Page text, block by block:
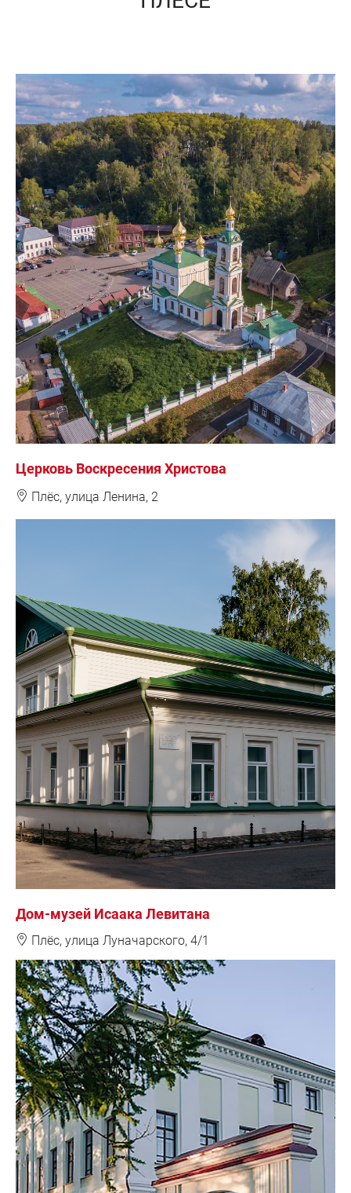
Церковь Воскресения Христова
❽ Плёс, улица Ленина, 2
Дом-музей Исаака Левитана
❽ Плёс, улица Луначарского, 4/1